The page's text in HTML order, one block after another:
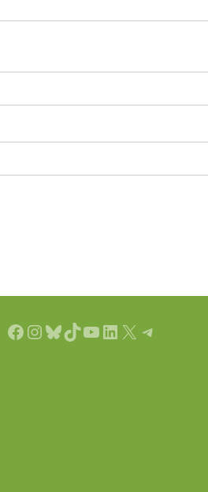
Facebook
Instagram
Bluesky
TikTok
YouTube
LinkedIn
X Telegram